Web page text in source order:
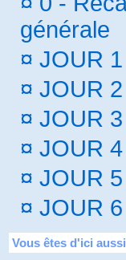
générale
¤ JOUR 1
¤ JOUR 2
¤ JOUR 3
¤ JOUR 4
¤ JOUR 5
¤ JOUR 6
Vous êtes d'ici